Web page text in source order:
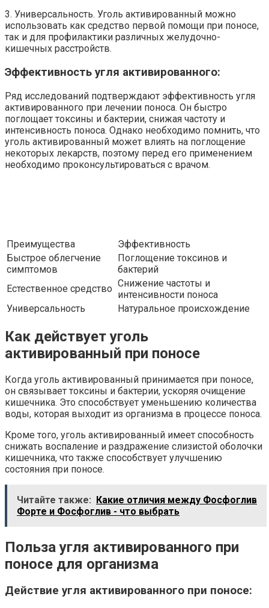
3. Универсальность. Уголь активированный можно
использовать как средство первой помощи при поносе,
так и для профилактики различных желудочно-
кишечных расстройств.
Эффективность угля активированного:
Ряд исследований подтверждают эффективность угля
активированного при лечении поноса. Он быстро
поглощает токсины и бактерии, снижая частоту и
интенсивность поноса. Однако необходимо помнить, что
уголь активированный может влиять на поглощение
некоторых лекарств, поэтому перед его применением
необходимо проконсультироваться с врачом.
Преимущества
Эффективность
Быстрое облегчение
симптомов
Поглощение токсинов и
бактерий
Естественное средство Снижение частоты и
интенсивности поноса
Универсальность
Натуральное происхождение
Как действует уголь
активированный при поносе
Когда уголь активированный принимается при поносе,
он связывает токсины и бактерии, ускоряя очищение
кишечника. Это способствует уменьшению количества
воды, которая выходит из организма в процессе поноса.
Кроме того, уголь активированный имеет способность
снижать воспаление и раздражение слизистой оболочки
кишечника, что также способствует улучшению
состояния при поносе.
Читайте также: Какие отличия между Фосфоглив
Форте и Фосфоглив - что выбрать
Польза угля активированного при
поносе для организма
Действие угля активированного при поносе: